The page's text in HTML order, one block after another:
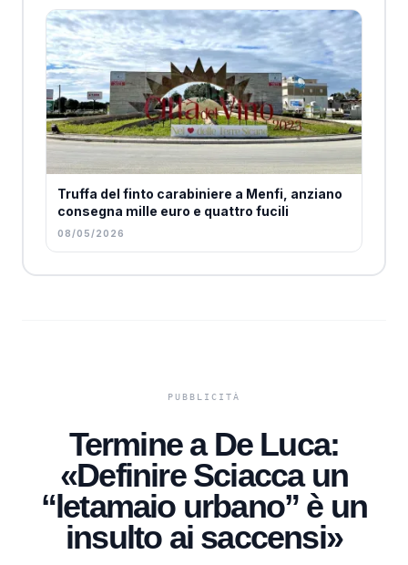
Truffa del finto carabiniere a Menfi, anziano
consegna mille euro e quattro fucili
08/05/2026
Termine a De Luca:
«Definire Sciacca un
“letamaio urbano” è un
insulto ai saccensi»